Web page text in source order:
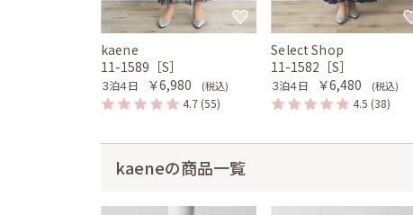
kaene
11-1589［S］
３泊４日 ￥6,980 (税込)
4.7 (55)
Select Shop
11-1582［S］
３泊４日 ￥6,480 (税込)
4.5 (38)
kaeneの商品一覧